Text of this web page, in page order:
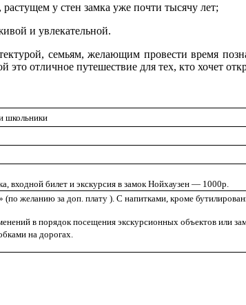
у стен замка уже почти тысячу лет;
и увлекательной.
семьям, желающим провести время
отличное путешествие для тех, кто хочет
школьники
входной билет и экскурсия в замок Нойхаузен — 1000р.
желанию за доп. плату ). С напитками, кроме
в порядок посещения экскурсионных объектов или
на дорогах.